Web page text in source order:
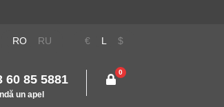
RO RU € L $
60 85 5881
un apel
0